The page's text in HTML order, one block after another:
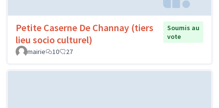
Petite Caserne De Channay (tiers
lieu socio culturel)
Soumis au
vote
mairie
10 27